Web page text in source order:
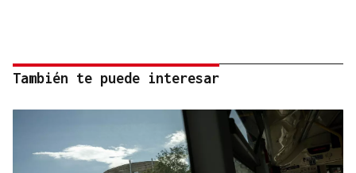
También te puede interesar